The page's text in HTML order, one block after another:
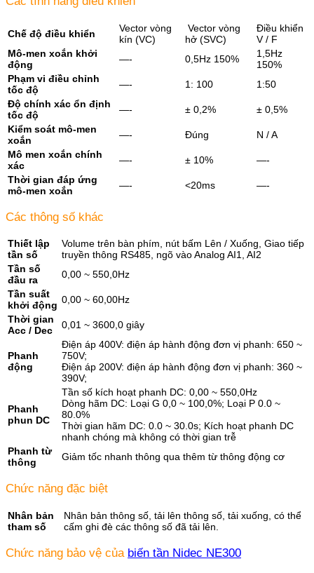
Chế độ điều khiển
Vector vòng
kín (VC)
Vector vòng
hở (SVC)
Điều khiển
V / F
Mô-men xoắn khởi
động
—- 0,5Hz 150%
1,5Hz
150%
Phạm vi điều chỉnh
tốc độ
—- 1: 100
1:50
Độ chính xác ổn định
tốc độ
—- ± 0,2%
± 0,5%
Kiểm soát mô-men
xoắn
—- Đúng
N / A
Mô men xoắn chính
xác
—- ± 10%
—-
Thời gian đáp ứng
mô-men xoắn
—- <20ms —-
Các thông số khác
Thiết lập
tần số
Volume trên bàn phím, nút bấm Lên / Xuống, Giao tiếp
truyền thông RS485, ngõ vào Analog AI1, AI2
Tần số
đầu ra
0,00 ~ 550,0Hz
Tần suất
khởi động 0,00 ~ 60,00Hz
Thời gian
Acc / Dec
0,01 ~ 3600,0 giây
Phanh
động
Điện áp 400V: điện áp hành động đơn vị phanh: 650 ~
750V;
Điện áp 200V: điện áp hành động đơn vị phanh: 360 ~
390V;
Phanh
phun DC
Tần số kích hoạt phanh DC: 0,00 ~ 550,0Hz
Dòng hãm DC: Loại G 0,0 ~ 100,0%; Loại P 0.0 ~
80.0%
Thời gian hãm DC: 0.0 ~ 30.0s; Kích hoạt phanh DC
nhanh chóng mà không có thời gian trễ
Phanh từ
thông
Giảm tốc nhanh thông qua thêm từ thông động cơ
Chức năng đặc biệt
Nhân bản
tham số
Nhân bản thông số, tải lên thông số, tải xuống, có thể
cấm ghi đè các thông số đã tải lên.
Chức năng bảo vệ của biến tần Nidec NE300